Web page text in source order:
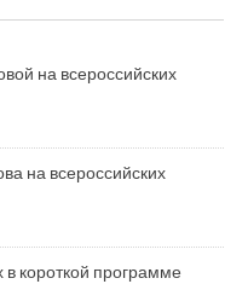
на всероссийских
на всероссийских
короткой программе